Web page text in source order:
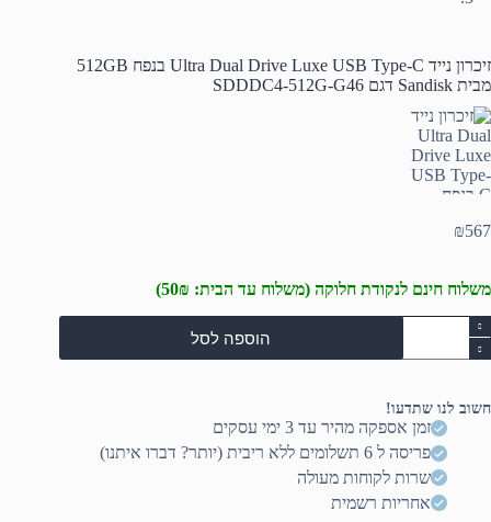
זיכרון נייד Ultra Dual Drive Luxe USB Type-C בנפח 512GB
מבית Sandisk דגם SDDDC4-512G-G46
₪567
משלוח חינם לנקודת חלוקה (משלוח עד הבית: 50₪)
כמות
של
זיכרון
Dual
הוספה לסל
חשוב לנו שתדעו!
זמן אספקה מהיר עד 3 ימי עסקים
פריסה ל 6 תשלומים ללא ריבית (יותר? דברו איתנו)
שרות לקוחות מעולה
אחריות רשמית